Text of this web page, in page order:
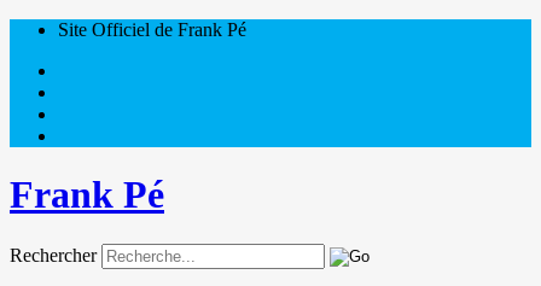
Site Officiel de Frank Pé
Frank Pé
Rechercher